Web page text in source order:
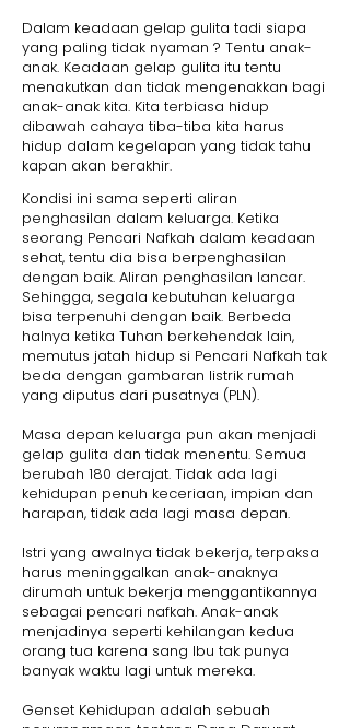
Dalam keadaan gelap gulita tadi siapa
yang paling tidak nyaman ? Tentu anak-
anak. Keadaan gelap gulita itu tentu
menakutkan dan tidak mengenakkan bagi
anak-anak kita. Kita terbiasa hidup
dibawah cahaya tiba-tiba kita harus
hidup dalam kegelapan yang tidak tahu
kapan akan berakhir.
Kondisi ini sama seperti aliran
penghasilan dalam keluarga. Ketika
seorang Pencari Nafkah dalam keadaan
sehat, tentu dia bisa berpenghasilan
dengan baik. Aliran penghasilan lancar.
Sehingga, segala kebutuhan keluarga
bisa terpenuhi dengan baik. Berbeda
halnya ketika Tuhan berkehendak lain,
memutus jatah hidup si Pencari Nafkah tak
beda dengan gambaran listrik rumah
yang diputus dari pusatnya (PLN).
Masa depan keluarga pun akan menjadi
gelap gulita dan tidak menentu. Semua
berubah 180 derajat. Tidak ada lagi
kehidupan penuh keceriaan, impian dan
harapan, tidak ada lagi masa depan.
Istri yang awalnya tidak bekerja, terpaksa
harus meninggalkan anak-anaknya
dirumah untuk bekerja menggantikannya
sebagai pencari nafkah. Anak-anak
menjadinya seperti kehilangan kedua
orang tua karena sang Ibu tak punya
banyak waktu lagi untuk mereka.
Genset Kehidupan adalah sebuah